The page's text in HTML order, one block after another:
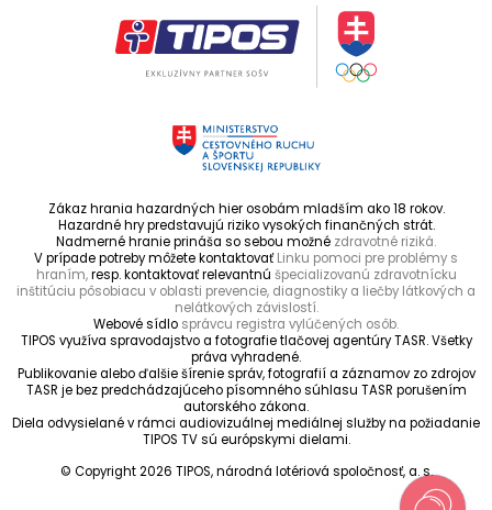
Zákaz hrania hazardných hier osobám mladším ako 18 rokov.
Hazardné hry predstavujú riziko vysokých finančných strát.
Nadmerné hranie prináša so sebou možné zdravotné riziká.
V prípade potreby môžete kontaktovaťLinku pomoci pre problémy s
hraním,resp. kontaktovať relevantnú špecializovanú zdravotnícku
inštitúciu pôsobiacu v oblasti prevencie, diagnostiky a liečby látkových a
nelátkových závislostí.
Webové sídlo správcu registra vylúčených osôb.
TIPOS využíva spravodajstvo a fotografie tlačovej agentúry TASR. Všetky
práva vyhradené.
Publikovanie alebo ďalšie šírenie správ, fotografií a záznamov zo zdrojov
TASR je bez predchádzajúceho písomného súhlasu TASR porušením
autorského zákona.
Diela odvysielané v rámci audiovizuálnej mediálnej služby na požiadanie
TIPOS TV sú európskymi dielami.
© Copyright 2026 TIPOS, národná lotériová spoločnosť, a. s.